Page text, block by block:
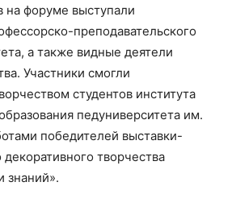
на форуме выступали
преподавательского
а также видные деятели
Участники смогли
студентов института
педуниверситета им.
победителей выставки-
декоративного творчества
знаний».